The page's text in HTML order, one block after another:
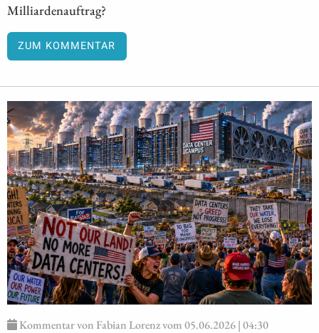
Milliardenauftrag?
ZUM KOMMENTAR
Kommentar von Fabian Lorenz vom 05.06.2026 | 04:30